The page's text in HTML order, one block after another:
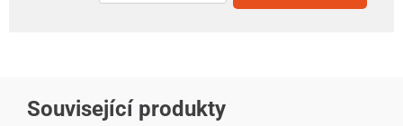
Související produkty